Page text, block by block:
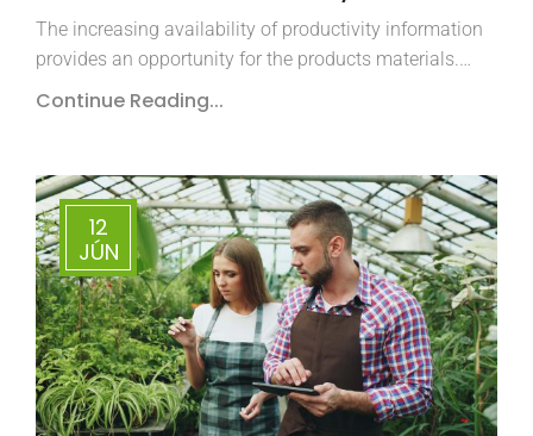
The increasing availability of productivity information
provides an opportunity for the products materials.…
Continue Reading...
12
JÚN